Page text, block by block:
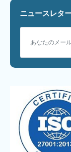
ニュースレタ